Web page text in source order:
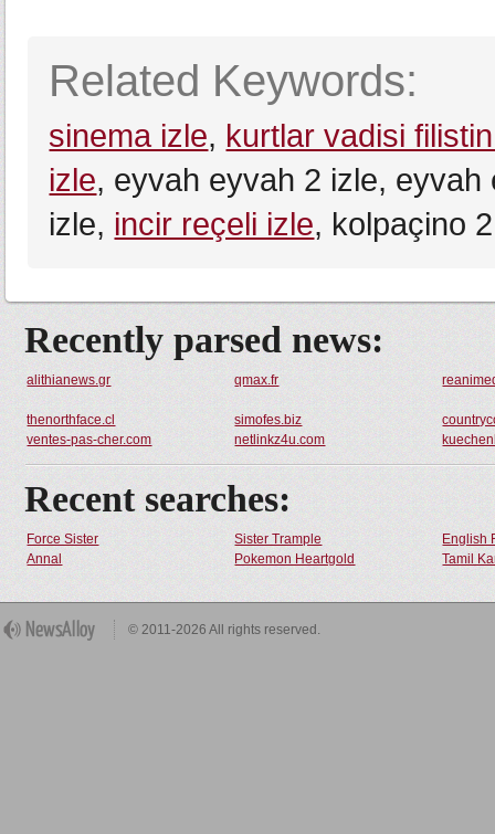
Related Keywords:
sinema izle, kurtlar vadisi
izle, eyvah eyvah 2 izle,
izle, incir reçeli izle, kolpaçino
Recently parsed news:
alithianews.gr qmax.fr
thenorthface.cl simofes.biz
ventes-pas-cher.com
netlinkz4u.com
Recent searches:
Force Sister Sister Trample
English
Annal
Pokemon Heartgold Tamil
© 2011-2026 All rights reserved.